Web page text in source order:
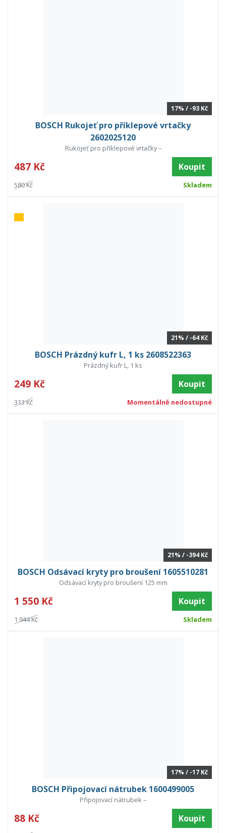
17% / -93 Kč
BOSCH Rukojeť pro příklepové vrtačky
2602025120
Rukojeť pro příklepové vrtačky –
487 Kč Koupit
580 Kč Skladem
21% / -64 Kč
BOSCH Prázdný kufr L, 1 ks 2608522363
Prázdný kufr L, 1 ks
249 Kč Koupit
313 Kč Momentálně nedostupné
21% / -394 Kč
BOSCH Odsávací kryty pro broušení 1605510281
Odsávací kryty pro broušení 125 mm
1 550 Kč Koupit
1 944 Kč Skladem
17% / -17 Kč
BOSCH Připojovací nátrubek 1600499005
Připojovací nátrubek –
88 Kč Koupit